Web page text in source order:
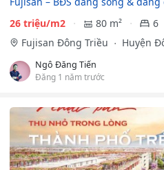
26 triệu/m2
80 m² 6
Fujisan Đông Triều
Huyện
Ngô Đăng Tiến
Đăng 1 năm trước